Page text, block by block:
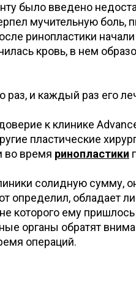
было введено
мучительную боль,
ринопластики
кровь, в нем
раз, и каждый раз его
к клинике
пластические
во время ринопластики
солидную сумму,
определил, обладает
которого ему
органы обратят
операций.